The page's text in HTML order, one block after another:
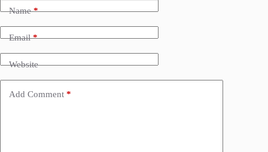
Name*
Email*
Website
Add Comment *